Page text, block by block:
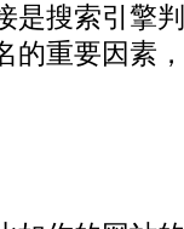
是搜索引擎
的重要因素